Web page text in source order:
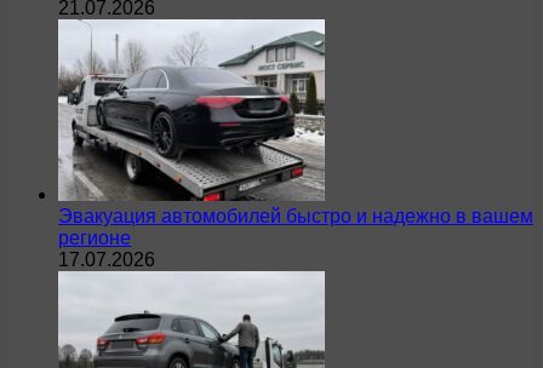
21.07.2026
Эвакуация автомобилей быстро и надежно в вашем
регионе
17.07.2026